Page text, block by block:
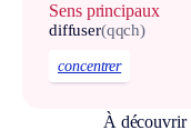
Sens principaux
diffuser(qqch)
concentrer
À découvrir